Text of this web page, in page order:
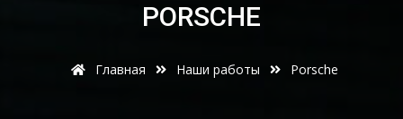
PORSCHE
Главная Наши работы Porsche